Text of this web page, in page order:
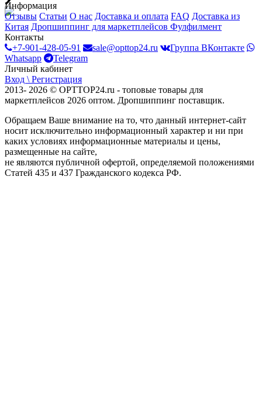
Информация
Отзывы Статьи О нас Доставка и оплата FAQ Доставка из
Китая Дропшиппинг для маркетплейсов Фулфилмент
Контакты
+7-901-428-05-91
sale@opttop24.ru
Группа ВКонтакте
Whatsapp
Telegram
Личный кабинет
Вход \ Регистрация
2013- 2026 © OPTTOP24.ru - топовые товары для
маркетплейсов 2026 оптом. Дропшиппинг поставщик.
Обращаем Ваше внимание на то, что данный интернет-сайт
носит исключительно информационный характер и ни при
каких условиях информационные материалы и цены,
размещенные на сайте,
не являются публичной офертой, определяемой положениями
Статей 435 и 437 Гражданского кодекса РФ.